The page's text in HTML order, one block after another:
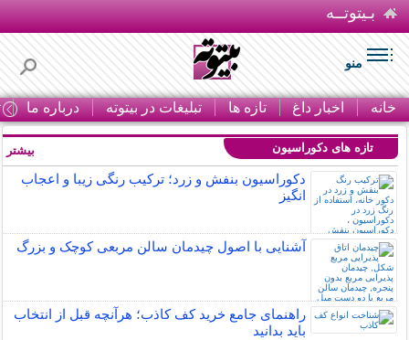
بـیتوتــه
منو
خانه اخبار داغ تازه ها تبلیغات در بیتوته درباره ما
تازه های دکوراسیون
دکوراسیون بنفش و زرد؛ ترکیب رنگی زیبا و اعجاب
انگیز
آشنایی با اصول چیدمان سالن مربعی کوچک و بزرگ
راهنمای جامع خرید کف کاذب؛ هرآنچه قبل از انتخاب
باید بدانید
بیشتر